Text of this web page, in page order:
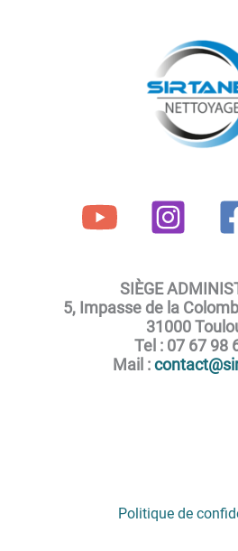
SIÈGE
5, Impasse de la
31000
Tel : 07 67 98
Mail :
Politique de